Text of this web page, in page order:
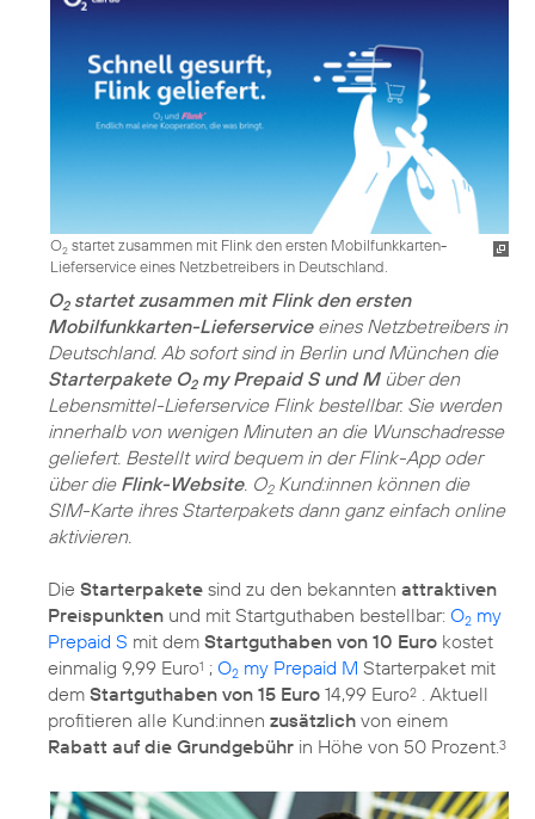
O2 startet zusammen mit Flink den ersten Mobilfunkkarten-
Lieferservice eines Netzbetreibers in Deutschland.
O2startet zusammen mit Flink den ersten
Mobilfunkkarten-Lieferserviceeines Netzbetreibers in
Deutschland. Ab sofort sind in Berlin und München die
Starterpakete O2my Prepaid S und Müber den
Lebensmittel-Lieferservice Flink bestellbar. Sie werden
innerhalb von wenigen Minuten an die Wunschadresse
geliefert. Bestellt wird bequem in der Flink-App oder
über die Flink-Website. O2Kund:innen können die
SIM-Karte ihres Starterpakets dann ganz einfach online
aktivieren.
Die Starterpakete sind zu den bekannten attraktiven
Preispunkten und mit Startguthaben bestellbar: O2 my
Prepaid S mit dem Startguthaben von 10 Euro kostet
einmalig 9,99 Euro1 ; O2 my Prepaid M Starterpaket mit
dem Startguthaben von 15 Euro 14,99 Euro2
. Aktuell
profitieren alle Kund:innen zusätzlich von einem
Rabatt auf die Grundgebühr in Höhe von 50 Prozent. 3